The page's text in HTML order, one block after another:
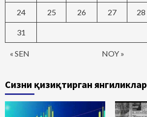
« SEN NOY »
24 25 26 27 28
31
Сизни қизиқтирган янгиликлар